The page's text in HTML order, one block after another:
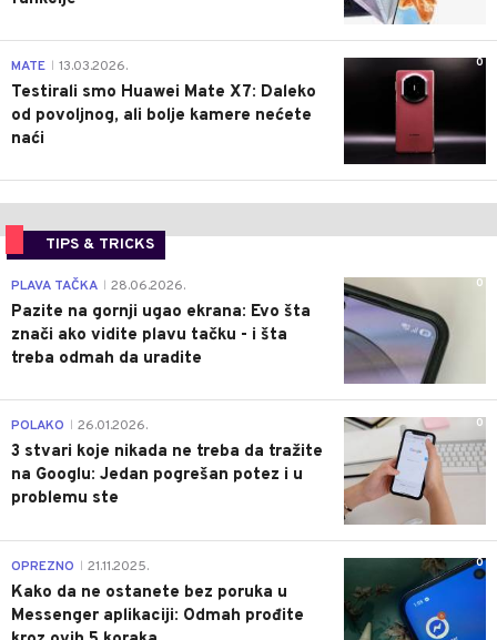
0
MATE 13.03.2026.
Testirali smo Huawei Mate X7: Daleko
od povoljnog, ali bolje kamere nećete
naći
TIPS & TRICKS
0
PLAVA TAČKA 28.06.2026.
Pazite na gornji ugao ekrana: Evo šta
znači ako vidite plavu tačku - i šta
treba odmah da uradite
0
POLAKO 26.01.2026.
3 stvari koje nikada ne treba da tražite
na Googlu: Jedan pogrešan potez i u
problemu ste
0
OPREZNO 21.11.2025.
Kako da ne ostanete bez poruka u
Messenger aplikaciji: Odmah prođite